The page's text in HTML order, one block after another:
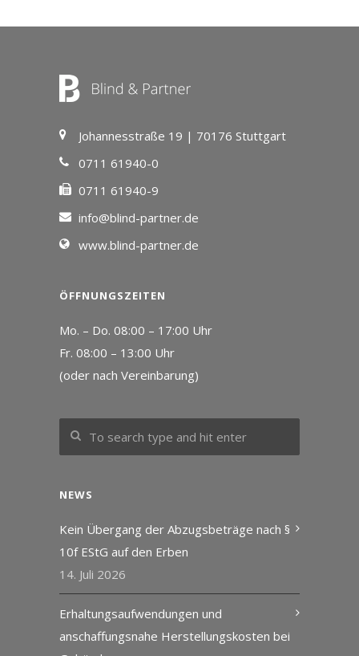
Johannesstraße 19 | 70176 Stuttgart
0711 61940-0
0711 61940-9
info@blind-partner.de
www.blind-partner.de
ÖFFNUNGSZEITEN
Mo. – Do. 08:00 – 17:00 Uhr
Fr. 08:00 – 13:00 Uhr
(oder nach Vereinbarung)
NEWS
Kein Übergang der Abzugsbeträge nach §
10f EStG auf den Erben
14. Juli 2026
Erhaltungsaufwendungen und
anschaffungsnahe Herstellungskosten bei